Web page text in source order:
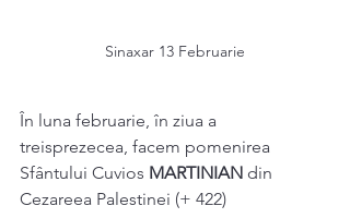
Sinaxar 13 Februarie
În luna februarie, în ziua a
treisprezecea, facem pomenirea
Sfântului Cuvios MARTINIAN din
Cezareea Palestinei (+ 422)